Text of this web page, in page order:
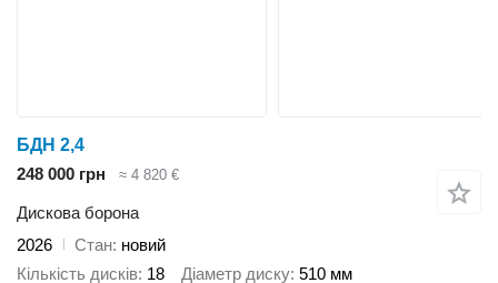
БДН 2,4
248 000 грн
≈ 4 820 €
Дискова борона
2026
Стан новий
Кількість дисків 18 Діаметр диску 510 мм